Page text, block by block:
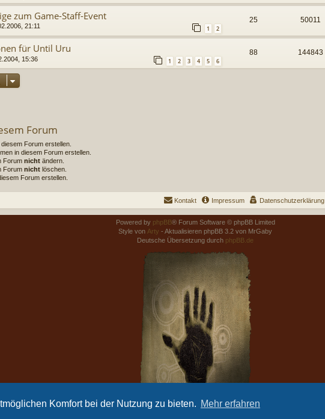
Komfort bei der Nutzung zu bieten. Mehr erfahren
zum Game-Staff-Event
21:11 1 2
25 50011
für Until Uru
15:36 1 2 3 4 5 6
88 144843
Forum
Forum erstellen.
in diesem Forum erstellen.
Forum nicht ändern.
Forum nicht löschen.
Forum erstellen.
Datenschutzerklärung
Impressum
Kontakt
Powered by phpBB® Forum Software © phpBB Limited
Style von Arty - Aktualisieren phpBB 3.2 von MrGaby
Deutsche Übersetzung durch phpBB.de